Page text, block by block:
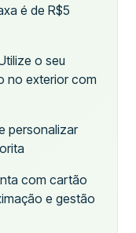
é de R$5
o seu
no exterior com
personalizar
com cartão
e gestão